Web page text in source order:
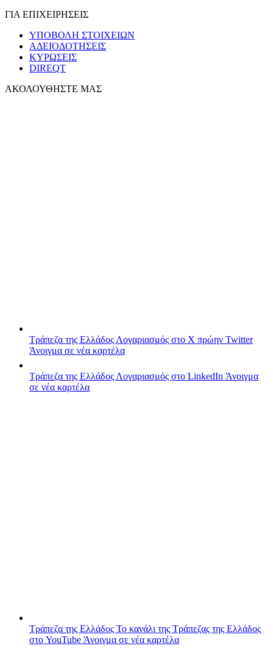
ΓΙΑ ΕΠΙΧΕΙΡΗΣΕΙΣ
ΥΠΟΒΟΛΗ ΣΤΟΙΧΕΙΩΝ
ΑΔΕΙΟΔΟΤΗΣΕΙΣ
ΚΥΡΩΣΕΙΣ
DIREQT
ΑΚΟΛΟΥΘΗΣΤΕ ΜΑΣ
Τράπεζα της ΕλλάδοςΛογαριασμός στο X πρώην Twitter
Άνοιγμα σε νέα καρτέλα
Τράπεζα της ΕλλάδοςΛογαριασμός στο LinkedIn Άνοιγμα
σε νέα καρτέλα
Τράπεζα της Ελλάδος Το κανάλι της Τράπεζας της Ελλάδος
στο YouTube Άνοιγμα σε νέα καρτέλα